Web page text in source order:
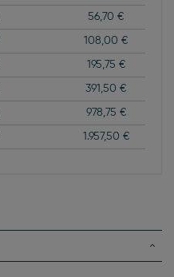
56,70 €
108,00 €
195,75 €
391,50 €
978,75 €
1.957,50 €